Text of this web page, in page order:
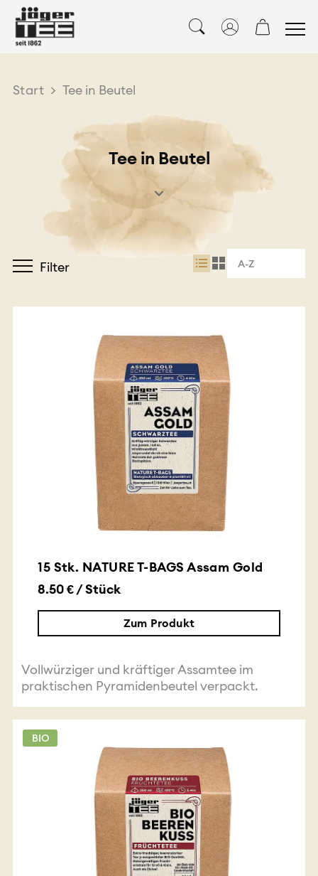
Start > Tee in Beutel
Tee in Beutel
Filter A-Z
15 Stk. NATURE T-BAGS Assam Gold
8.50 € / Stück
Zum Produkt
Vollwürziger und kräftiger Assamtee im
praktischen Pyramidenbeutel verpackt.
BIO